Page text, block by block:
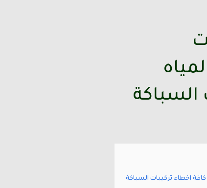
السباكة
اصلاج ومعالجة كافة اخطاء تركيبات السباكة